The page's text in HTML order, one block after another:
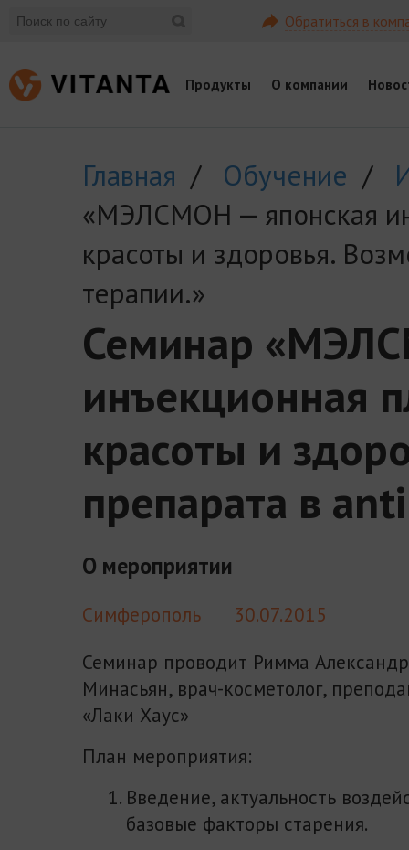
Обратиться в
Продукты О компании
Главная / Обучение /
«МЭЛСМОН — японская
красоты и здоровья.
терапии.»
Семинар
инъекционная
красоты и
препарата в
О мероприятии
Симферополь
30.07.2015
Семинар проводит Римма
Минасьян, врач-косметолог,
«Лаки Хаус»
План мероприятия:
Введение, актуальность
базовые факторы старения.